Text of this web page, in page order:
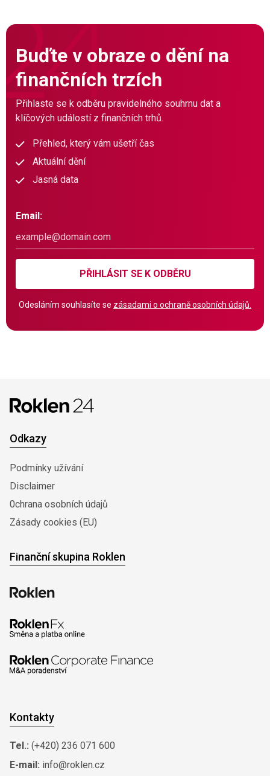
Buďte v obraze o dění na
finančních trzích
Přihlaste se k odběru pravidelného souhrnu dat a
klíčových událostí z finančních trhů.
Přehled, který vám ušetří čas
Aktuální dění
Jasná data
Email:
PŘIHLÁSIT SE K ODBĚRU
Odesláním souhlasíte se zásadami o ochraně osobních údajů.
Odkazy
Podmínky užívání
Disclaimer
0chrana osobních údajů
Zásady cookies (EU)
Finanční skupina Roklen
Kontakty
Tel.: (+420) 236 071 600
E-mail: info@roklen.cz